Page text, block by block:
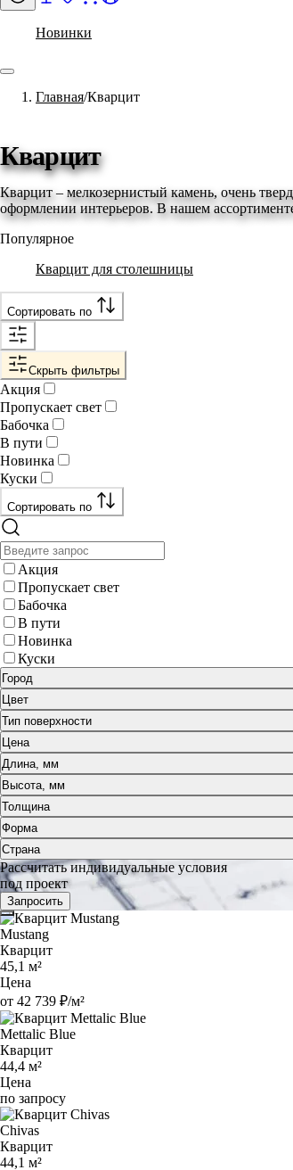
Новинки
Главная Кварцит
Кварцит
Кварцит – мелкозернистый камень, очень
оформлении интерьеров. В нашем
Популярное
Кварцит для столешницы
Сортировать по
Скрыть фильтры
Акция
Пропускает свет
Бабочка
В пути
Новинка
Куски
Сортировать по
Акция
Пропускает свет
Бабочка
В пути
Новинка
Куски
Город
Цвет
Тип поверхности
Цена
Длина, мм
Высота, мм
Толщина
Форма
Страна
Рассчитать индивидуальные условия
под проект
Запросить
Mustang
Кварцит
45,1 м²
Цена
от 42 739 ₽/м²
Mettalic Blue
Кварцит
44,4 м²
Цена
по запросу
Chivas
Кварцит
44,1 м²